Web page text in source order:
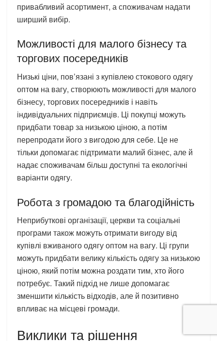
привабливий асортимент, а споживачам надати
ширший вибір.
Можливості для малого бізнесу та
торгових посередників
Низькі ціни, пов’язані з купівлею стокового одягу
оптом на вагу, створюють можливості для малого
бізнесу, торгових посередників і навіть
індивідуальних підприємців. Ці покупці можуть
придбати товар за низькою ціною, а потім
перепродати його з вигодою для себе. Це не
тільки допомагає підтримати малий бізнес, але й
надає споживачам більш доступні та екологічні
варіанти одягу.
Робота з громадою та благодійність
Неприбуткові організації, церкви та соціальні
програми також можуть отримати вигоду від
купівлі вживаного одягу оптом на вагу. Ці групи
можуть придбати велику кількість одягу за низькою
ціною, який потім можна роздати тим, хто його
потребує. Такий підхід не лише допомагає
зменшити кількість відходів, але й позитивно
впливає на місцеві громади.
Виклики та рішення